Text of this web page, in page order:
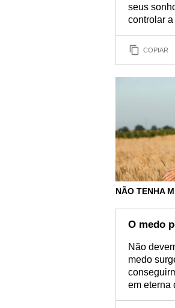
seus
controlar
COPIAR
NÃO TENHA
O medo
Não
medo
em eterna